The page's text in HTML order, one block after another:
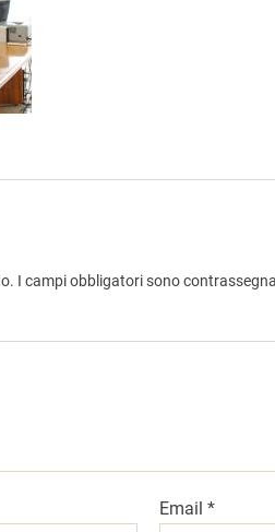
I campi obbligatori sono
Email*